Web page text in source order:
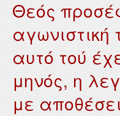
Θεός
αγωνιστική
αυτό τού
μηνός, η
με